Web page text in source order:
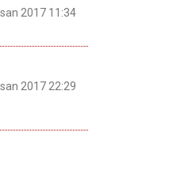
2017 11:34
2017 22:29